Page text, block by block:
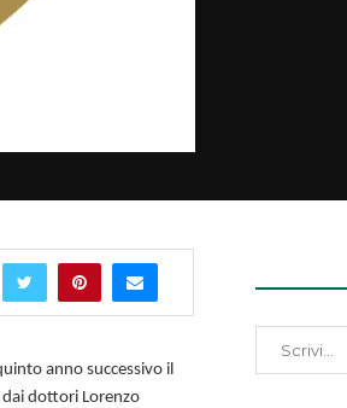
anno successivo il
dai dottori Lorenzo